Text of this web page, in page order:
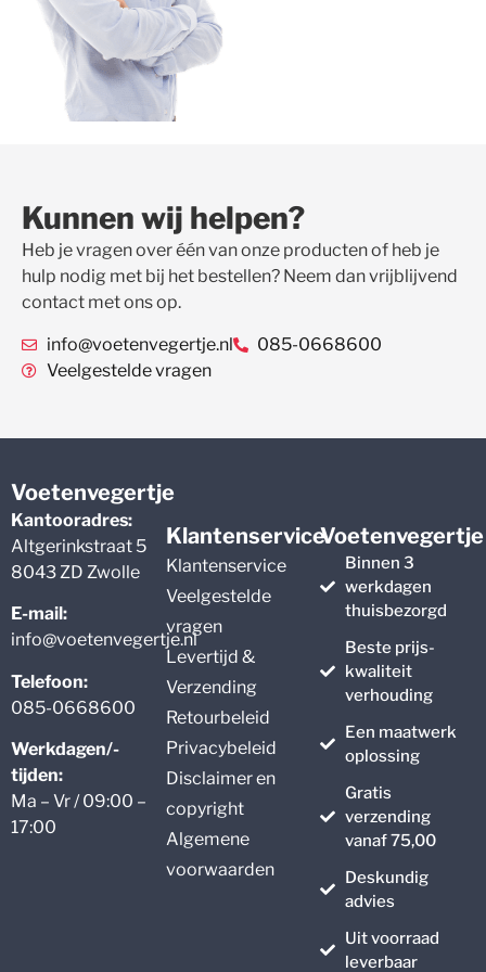
Kunnen wij helpen?
Heb je vragen over één van onze producten of heb je
hulp nodig met bij het bestellen? Neem dan vrijblijvend
contact met ons op.
info@voetenvegertje.nl
085-0668600
Veelgestelde vragen
Voetenvegertje
Kantooradres:
Altgerinkstraat 5
8043 ZD Zwolle
E-mail:
info@voetenvegertje.nl
Telefoon:
085-0668600
Werkdagen/-
tijden:
Ma – Vr / 09:00 –
17:00
Klantenservice
Klantenservice
Veelgestelde
vragen
Levertijd &
Verzending
Retourbeleid
Privacybeleid
Disclaimer en
copyright
Algemene
voorwaarden
Voetenvegertje
Binnen 3
werkdagen
thuisbezorgd
Beste prijs-
kwaliteit
verhouding
Een maatwerk
oplossing
Gratis
verzending
vanaf 75,00
Deskundig
advies
Uit voorraad
leverbaar